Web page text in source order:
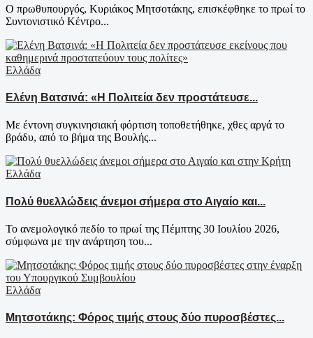
Ο πρωθυπουργός, Κυριάκος Μητσοτάκης, επισκέφθηκε το πρωί το
Συντονιστικό Κέντρο...
Ελλάδα
Ελένη Βατσινά: «Η Πολιτεία δεν προστάτευσε...
Με έντονη συγκινησιακή φόρτιση τοποθετήθηκε, χθες αργά το
βράδυ, από το βήμα της Βουλής...
Ελλάδα
Πολύ θυελλώδεις άνεμοι σήμερα στο Αιγαίο και...
Το ανεμολογικό πεδίο το πρωί της Πέμπτης 30 Ιουλίου 2026,
σύμφωνα με την ανάρτηση του...
Ελλάδα
Μητσοτάκης: Φόρος τιμής στους δύο πυροσβέστες...